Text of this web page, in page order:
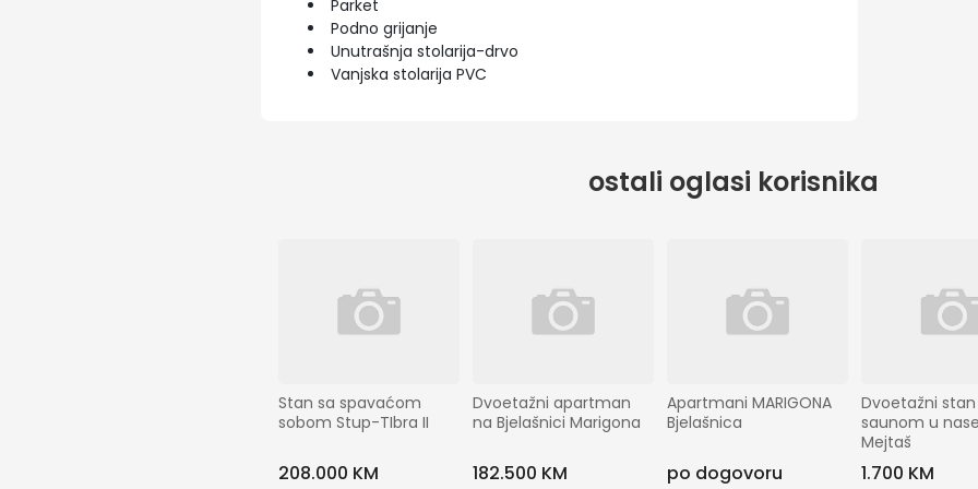
Parket
Podno grijanje
Unutrašnja stolarija-drvo
Vanjska stolarija PVC
ostali oglasi korisnika
Stan sa spavaćom
sobom Stup-TIbra II
208.000 KM
Dvoetažni apartman
na Bjelašnici Marigona
182.500 KM
Apartmani MARIGONA
Bjelašnica
po dogovoru
Dvoetažni stan
saunom u
Mejtaš
1.700 KM